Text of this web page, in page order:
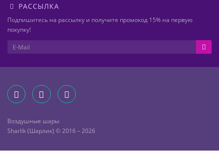
РАССЫЛКА
Подпишитесь на рассылку и получите промокод 15% на первую
покупку!
Воздушные шары
Sharlik (Шарлик) © 2016 – 2026